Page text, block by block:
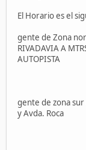
El Horario es el
gente de Zona
RIVADAVIA A
AUTOPISTA
gente de zona sur
y Avda. Roca